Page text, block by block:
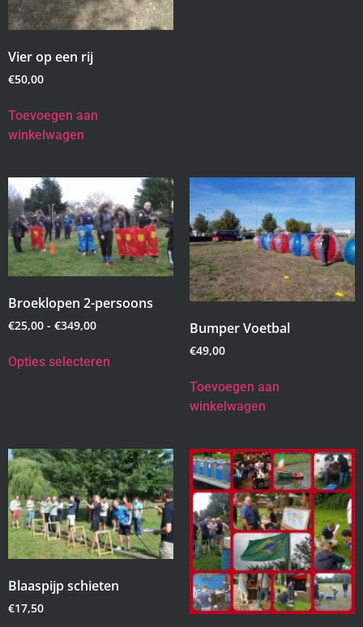
Vier op een rij
€50,00
Toevoegen aan
winkelwagen
Broeklopen 2-persoons
€25,00 - €349,00
Opties selecteren
Bumper Voetbal
€49,00
Toevoegen aan
winkelwagen
Blaaspijp schieten
€17,50